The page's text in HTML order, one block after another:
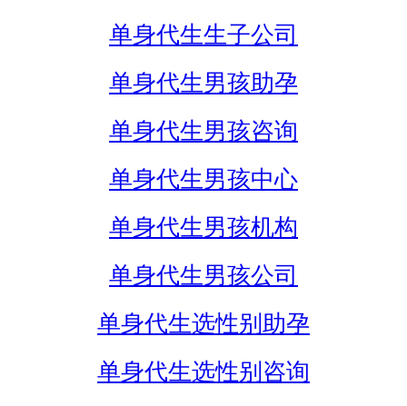
单身代生生子公司
单身代生男孩助孕
单身代生男孩咨询
单身代生男孩中心
单身代生男孩机构
单身代生男孩公司
单身代生选性别助孕
单身代生选性别咨询